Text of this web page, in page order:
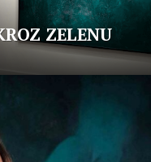
ZELENU